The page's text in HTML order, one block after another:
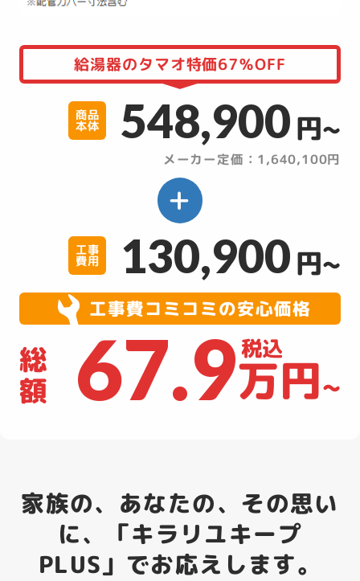
給湯器のタマオ特価67％OFF
商品
本体 548,900円~
メーカー定価：1,640,100円
工事
費用 130,900円~
工事費コミコミの安心価格
総
額
67.9万円~
税込
家族の、あなたの、その思い
に、「キラリユキープ
PLUS」でお応えします。